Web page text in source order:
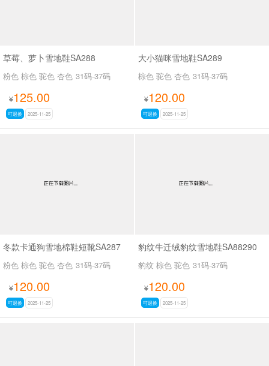
草莓、萝卜雪地鞋SA288
粉色 棕色 驼色 杏色 31码-37码
¥125.00
可退换 2025-11-25
大小猫咪雪地鞋SA289
棕色 驼色 杏色 31码-37码
¥120.00
可退换 2025-11-25
冬款卡通狗雪地棉鞋短靴SA287
粉色 棕色 驼色 杏色 31码-37码
¥120.00
可退换 2025-11-25
豹纹牛迁绒豹纹雪地鞋SA88290
豹纹 棕色 驼色 31码-37码
¥120.00
可退换 2025-11-25